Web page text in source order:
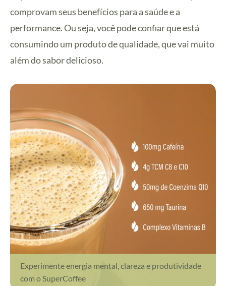
comprovam seus benefícios para a saúde e a
performance. Ou seja, você pode confiar que está
consumindo um produto de qualidade, que vai muito
além do sabor delicioso.
Experimente energia mental, clareza e produtividade
com o SuperCoffee